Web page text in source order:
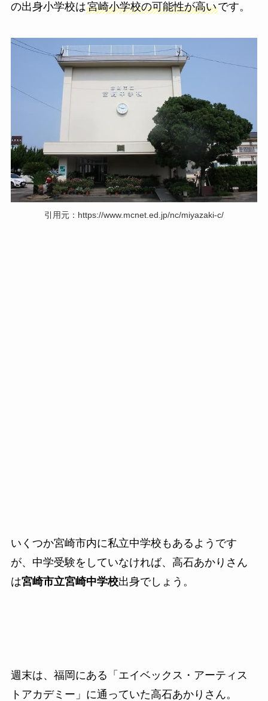
の出身小学校は宮崎小学校の可能性が高いです。
引用元：https://www.mcnet.ed.jp/nc/miyazaki-c/
いくつか宮崎市内に私立中学校もあるようです
が、中学受験をしていなければ、高石あかりさん
は宮崎市立宮崎中学校出身でしょう。
週末は、福岡にある「エイベックス・アーティス
トアカデミー」に通っていた高石あかりさん。